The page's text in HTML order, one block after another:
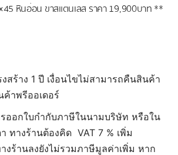
หินอ่อน ขาสแตนเลส ราคา 19,900บาท **
สร้าง 1 ปี เงื่อนไขไม่สามารถคืนสินค้า
ค้าพรีออเดอร์
ออกใบกำกับภาษีในนามบริษัท หรือใน
ทางร้านต้องคิด VAT 7 % เพิ่ม
งร้านลงยังไม่รวมภาษีมูลค่าเพิ่ม หาก